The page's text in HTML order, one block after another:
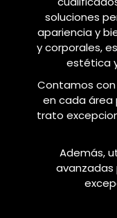
soluciones
apariencia y
y corporales,
estética
Contamos
en cada área
trato
Además,
avanzadas